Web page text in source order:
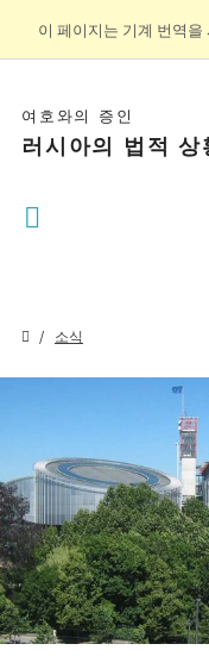
이 페이지는 기계 번역을
여호와의 증인
러시아의 법적 상
소식